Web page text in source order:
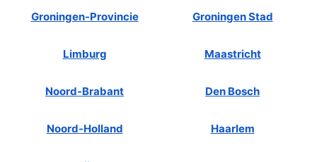
Groningen-Provincie Groningen Stad
Limburg Maastricht
Noord-Brabant Den Bosch
Noord-Holland Haarlem